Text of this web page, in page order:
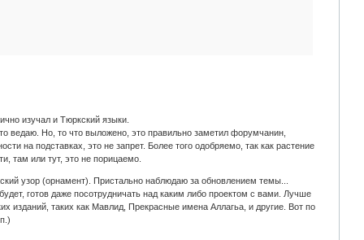
изучал и Тюркский языки.
ведаю. Но, то что выложено, это правильно заметил форумчанин,
на подставках, это не запрет. Более того одобряемо, так как растение
там или тут, это не порицаемо.
узор (орнамент). Пристально наблюдаю за обновлением темы...
готов даже посотрудничать над каким либо проектом с вами. Лучше
изданий, таких как Мавлид, Прекрасные имена Аллагьа, и другие. Вот по